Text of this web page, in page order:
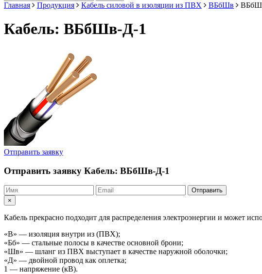
Главная Продукция Кабель силовой в изоляции из ПВХ ВБбШв
Кабель: ВБбШв-Д-1
Отправить заявку
Отправить заявку Кабель: ВБбШв-Д-1
Отправить
×
Кабель прекрасно подходит для распределения электроэнергии и может
«B» — изоляция внутри из (ПВХ);
«Бб» — стальные полосы в качестве основной брони;
«Шв» — шланг из ПВХ выступает в качестве наружной оболочки;
«Д» — двойной провод как оплетка;
1 — напряжение (кВ).